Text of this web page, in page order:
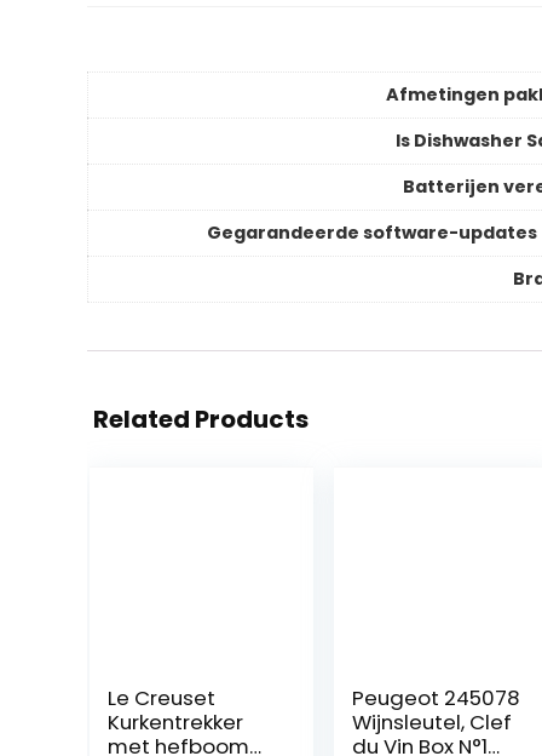
Afmetingen
Is Dishwasher
Batterijen
Gegarandeerde software-
Related Products
Le Creuset
Kurkentrekker
met hefboom
Peugeot 245078
Wijnsleutel, Clef
du Vin Box N°1